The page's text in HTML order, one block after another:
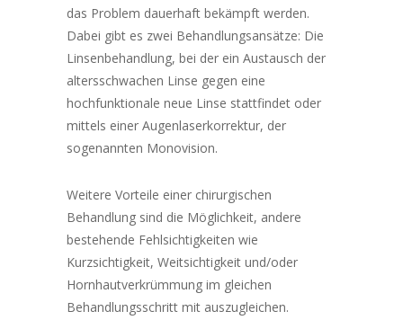
das Problem dauerhaft bekämpft werden.
Dabei gibt es zwei Behandlungsansätze: Die
Linsenbehandlung, bei der ein Austausch der
altersschwachen Linse gegen eine
hochfunktionale neue Linse stattfindet oder
mittels einer Augenlaserkorrektur, der
sogenannten Monovision.
Weitere Vorteile einer chirurgischen
Behandlung sind die Möglichkeit, andere
bestehende Fehlsichtigkeiten wie
Kurzsichtigkeit, Weitsichtigkeit und/oder
Hornhautverkrümmung im gleichen
Behandlungsschritt mit auszugleichen.